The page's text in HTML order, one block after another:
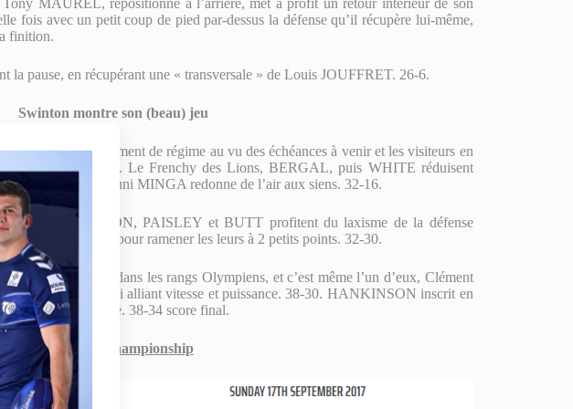
fois avec un petit coup de pied par-dessus la défense qu’il récupère lui-même,
finition.
pause, en récupérant une « transversale » de Louis JOUFFRET. 26-6.
Swinton montre son (beau) jeu
assez logiquement de régime au vu des échéances à venir et les visiteurs en
velléités offensives. Le Frenchy des Lions, BERGAL, puis WHITE réduisent
combinaison, Kuni MINGA redonne de l’air aux siens. 32-16.
NICHOLSON, PAISLEY et BUTT profitent du laxisme de la défense
(Johno FORD), pour ramener les leurs à 2 petits points. 32-30.
remet de l’ordre dans les rangs Olympiens, et c’est même l’un d’eux, Clément
la faveur d’un essai alliant vitesse et puissance. 38-30. HANKINSON inscrit en
de son équipe. 38-34 score final.
Round 7 – Championship